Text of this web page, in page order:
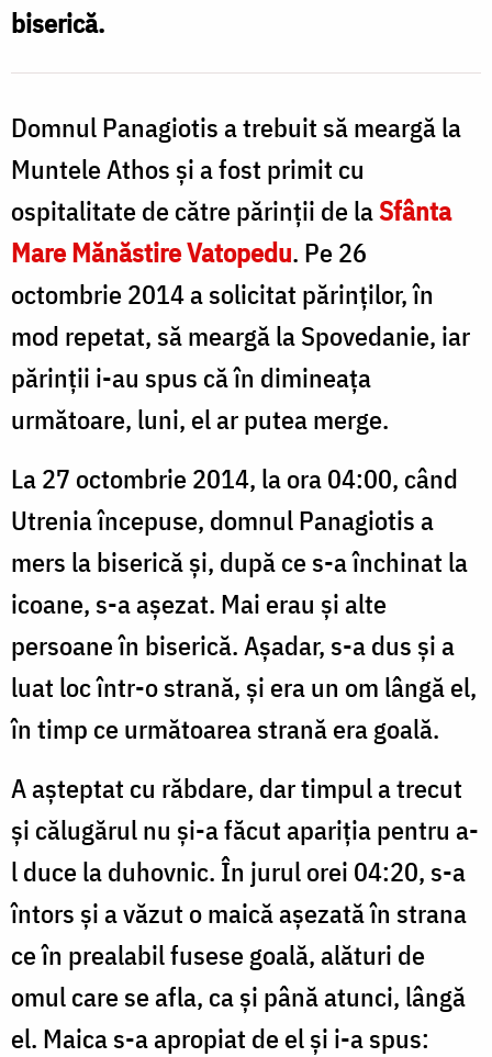
biserică.
Domnul Panagiotis a trebuit să meargă la
Muntele Athos şi a fost primit cu
ospitalitate de către părinţii de laSfânta
Mare Mănăstire Vatopedu. Pe 26
octombrie 2014 a solicitat părinţilor, în
mod repetat, să meargă la Spovedanie, iar
părinţii i-au spus că în dimineaţa
următoare, luni, el ar putea merge.
La 27 octombrie 2014, la ora 04:00, când
Utrenia începuse, domnul Panagiotis a
mers la biserică şi, după ce s-a închinat la
icoane, s-a așezat. Mai erau şi alte
persoane în biserică. Așadar, s-a dus şi a
luat loc într-o strană, şi era un om lângă el,
în timp ce următoarea strană era goală.
A aşteptat cu răbdare, dar timpul a trecut
şi călugărul nu și-a făcut apariția pentru a-
l duce la duhovnic. În jurul orei 04:20, s-a
întors şi a văzut o maică așezată în strana
ce în prealabil fusese goală, alături de
omul care se afla, ca și până atunci, lângă
el. Maica s-a apropiat de el şi i-a spus: